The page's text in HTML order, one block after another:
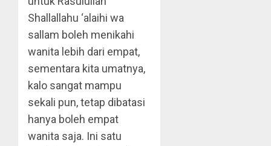
Shallallahu ‘alaihi wa
sallam boleh menikahi
wanita lebih dari empat,
sementara kita umatnya,
kalo sangat mampu
sekali pun, tetap dibatasi
hanya boleh empat
wanita saja. Ini satu